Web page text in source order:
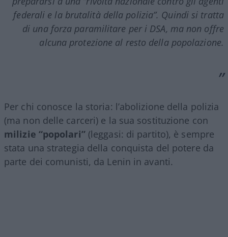
federali e la brutalità della polizia”. Quindi si tratta
di una forza paramilitare per i DSA, ma non offre
alcuna protezione al resto della popolazione.
Per chi conosce la storia: l’abolizione della polizia
(ma non delle carceri) e la sua sostituzione con
milizie “popolari”(leggasi: di partito), è sempre
stata una strategia della conquista del potere da
parte dei comunisti, da Lenin in avanti.